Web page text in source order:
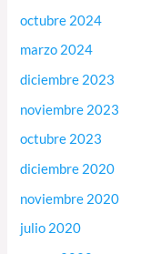
octubre 2024
marzo 2024
diciembre 2023
noviembre 2023
octubre 2023
diciembre 2020
noviembre 2020
julio 2020